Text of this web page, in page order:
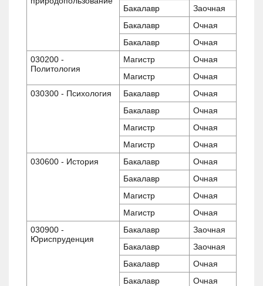
Бакалавр
Заочная
Бакалавр
Очная
Бакалавр
Очная
030200 -
Политология
Магистр
Очная
Магистр
Очная
030300 - Психология
Бакалавр
Очная
Бакалавр
Очная
Магистр
Очная
Магистр
Очная
030600 - История
Бакалавр
Очная
Бакалавр
Очная
Магистр
Очная
Магистр
Очная
030900 -
Юриспруденция
Бакалавр
Заочная
Бакалавр
Заочная
Бакалавр
Очная
Бакалавр
Очная